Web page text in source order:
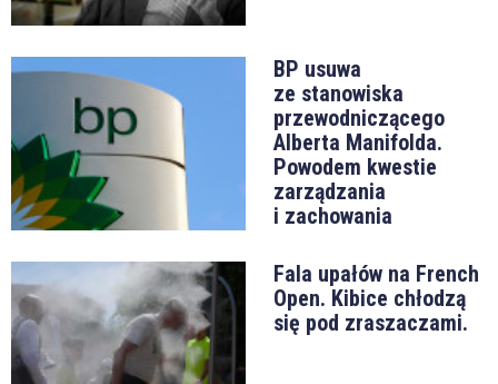
BP usuwa
ze stanowiska
przewodniczącego
Alberta Manifolda.
Powodem kwestie
zarządzania
i zachowania
Fala upałów na French
Open. Kibice chłodzą
się pod zraszaczami.